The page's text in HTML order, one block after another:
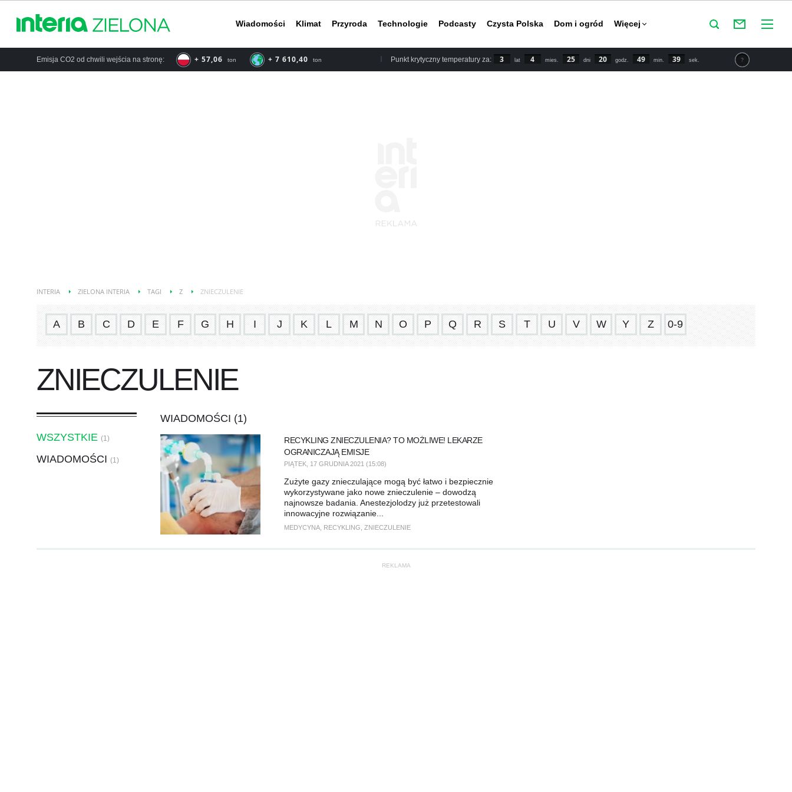
Wiadomości Klimat Przyroda Technologie Podcasty Czysta Polska Dom i ogród Więcej
Emisja CO2 od chwili wejścia na stronę: + 66,57 ton + 8 878,80 ton Punkt krytyczny temperatury za: 3 lat 4 mies. 25 dni 20 godz. 49 min. 38 sek.
INTERIA ZIELONA INTERIA TAGI Z ZNIECZULENIE
A B C D E F G H I J K L M N O P Q R S T U V W Y Z 0-9
ZNIECZULENIE
WSZYSTKIE (1)
WIADOMOŚCI (1)
WIADOMOŚCI (1)
RECYKLING ZNIECZULENIA? TO MOŻLIWE! LEKARZE
OGRANICZAJĄ EMISJE
PIĄTEK, 17 GRUDNIA 2021 (15:08)
Zużyte gazy znieczulające mogą być łatwo i bezpiecznie
wykorzystywane jako nowe znieczulenie – dowodzą
najnowsze badania. Anestezjolodzy już przetestowali
innowacyjne rozwiązanie...
MEDYCYNA RECYKLING ZNIECZULENIE
REKLAMA